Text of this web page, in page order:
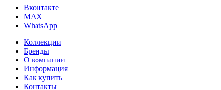
Вконтакте
MAX
WhatsApp
Коллекции
Бренды
О компании
Информация
Как купить
Контакты